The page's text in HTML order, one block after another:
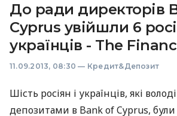
До ради директорів
Cyprus увійшли 6
українців - The
11.09.2013, 08:30 — Кредит&Депозит
Шість росіян і українців, які
депозитами в Bank of Cyprus, були